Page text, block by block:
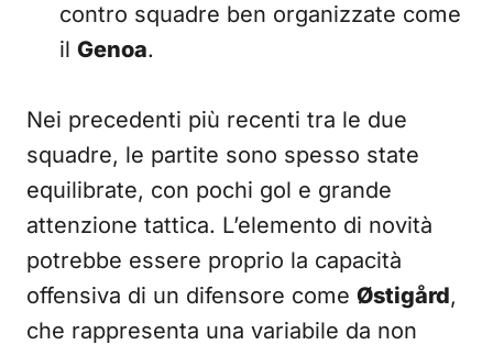
contro squadre ben organizzate come
il Genoa.
Nei precedenti più recenti tra le due
squadre, le partite sono spesso state
equilibrate, con pochi gol e grande
attenzione tattica. L’elemento di novità
potrebbe essere proprio la capacità
offensiva di un difensore come Østigård,
che rappresenta una variabile da non